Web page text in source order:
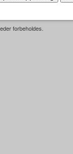
forbeholdes.